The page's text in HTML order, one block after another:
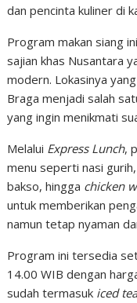
dan pencinta kuliner di
Program makan siang
sajian khas Nusantara
modern. Lokasinya
Braga menjadi salah
yang ingin menikmati
Melalui Express Lunch,
menu seperti nasi
bakso, hingga chicken
untuk memberikan
namun tetap nyaman
Program ini tersedia
14.00 WIB dengan
sudah termasuk iced